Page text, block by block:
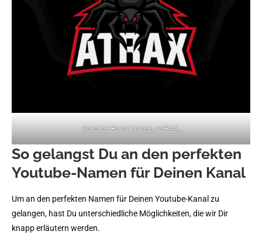
Youtube Kanal Name „ATRAX„
So gelangst Du an den perfekten
Youtube-Namen für Deinen Kanal
Um an den perfekten Namen für Deinen Youtube-Kanal zu
gelangen, hast Du unterschiedliche Möglichkeiten, die wir Dir
knapp erläutern werden.